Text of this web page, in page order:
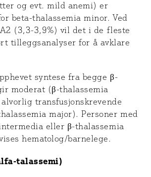
og evt. mild anemi) er
beta-thalassemia minor. Ved
(3,3-3,9%) vil det i de fleste
tilleggsanalyser for å avklare
syntese fra begge β-
moderat (β-thalassemia
transfusjonskrevende
major). Personer med
eller β-thalassemia
hematolog/barnelege.
talassemi)